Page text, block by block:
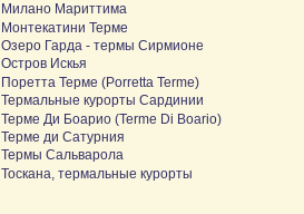
Милано Мариттима
Монтекатини Терме
Озеро Гарда - термы Сирмионе
Остров Искья
Поретта Терме (Porretta Terme)
Термальные курорты Сардинии
Терме Ди Боарио (Terme Di Boario)
Терме ди Сатурния
Термы Сальварола
Тоскана, термальные курорты